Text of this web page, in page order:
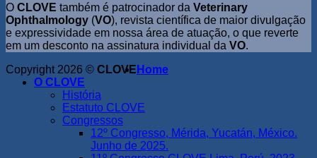
O CLOVE também é patrocinador da Veterinary
Ophthalmology (VO), revista científica de maior divulgação
e expressividade em nossa área de atuação, o que reverte
em um desconto na assinatura individual da VO.
Copyright 2026 © CLOVE Home
O CLOVE
História
Estatuto CLOVE
Congressos
12º Congresso, Mérida, Yucatán, México.
Junho de 2025.